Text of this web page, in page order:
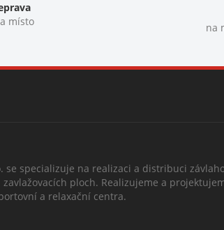
místo
na
se specializuje na realizaci a distribuci
ploch. Realizujeme a
a relaxační centra.